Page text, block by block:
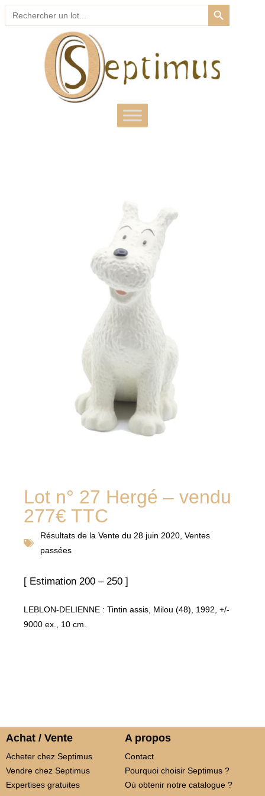
Search
for:
SEARCH BUTTON
Lot n° 27 Hergé – vendu
277€ TTC
Résultats de la Vente du 28 juin 2020 Ventes
passées
[ Estimation 200 – 250 ]
LEBLON-DELIENNE : Tintin assis, Milou (48), 1992, +/-
9000 ex., 10 cm.
Achat / Vente
Acheter chez Septimus
Vendre chez Septimus
Expertises gratuites
A propos
Contact
Pourquoi choisir Septimus ?
Où obtenir notre catalogue ?